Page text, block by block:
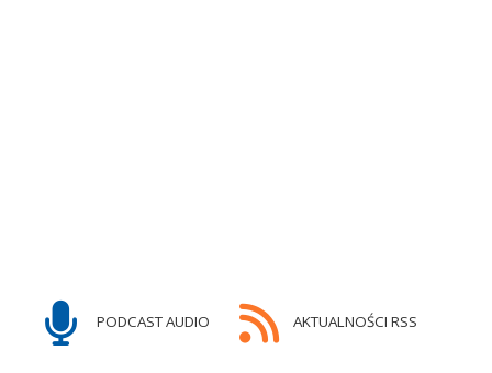
PODCAST AUDIO AKTUALNOŚCI RSS